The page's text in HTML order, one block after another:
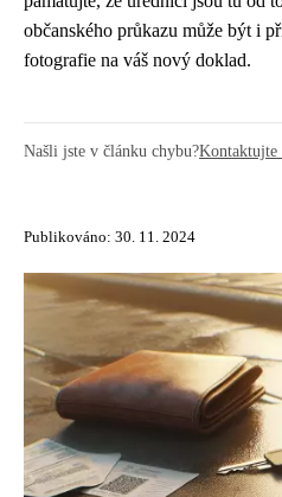
občanského průkazu může být i
fotografie na váš nový doklad.
Našli jste v článku chybu?Kontaktujte
Publikováno: 30. 11. 2024